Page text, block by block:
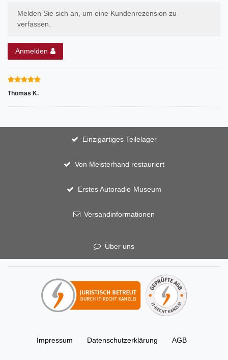
Melden Sie sich an, um eine Kundenrezension zu
verfassen.
Anmelden
Thomas K.
Einzigartiges Teilelager
Von Meisterhand restauriert
Erstes Autoradio-Museum
Versandinformationen
Über uns
Impressum Daten­schutz­erklärung AGB